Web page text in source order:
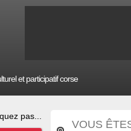
et participatif corse
pas...
VOUS